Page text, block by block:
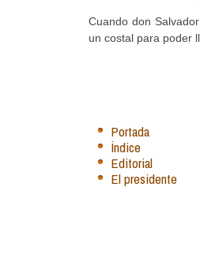
Cuando don
un costal para poder
Portada
Índice
Editorial
El presidente